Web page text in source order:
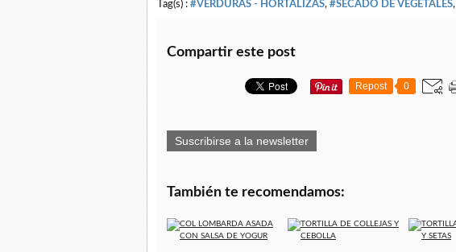
Tag(s) : #VERDURAS - HORTALIZAS, #SECADO DE VEGETALES,
Compartir este post
Repost 0
Suscribirse a la newsletter
También te recomendamos: